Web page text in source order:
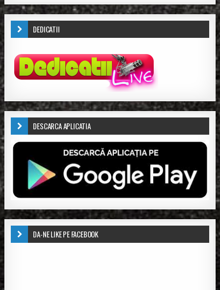
DEDICATII
DESCARCA APLICATIA
DA-NE LIKE PE FACEBOOK